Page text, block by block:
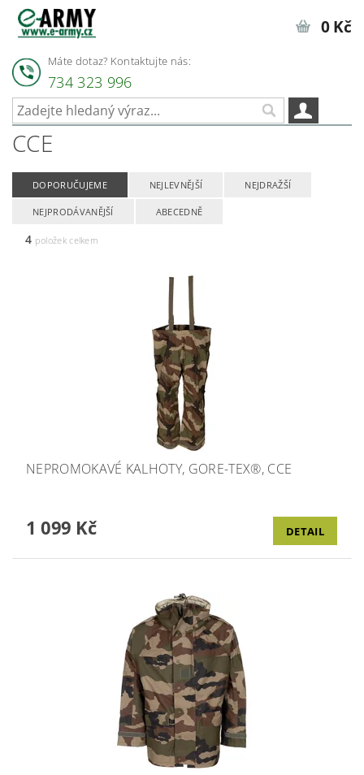
Máte dotaz? Kontaktujte nás:
734 323 996
0 Kč
CCE
DOPORUČUJEME NEJLEVNĚJŠÍ NEJDRAŽŠÍ
NEJPRODÁVANĚJŠÍ ABECEDNĚ
4 položek celkem
NEPROMOKAVÉ KALHOTY, GORE-TEX®, CCE
1 099 Kč DETAIL